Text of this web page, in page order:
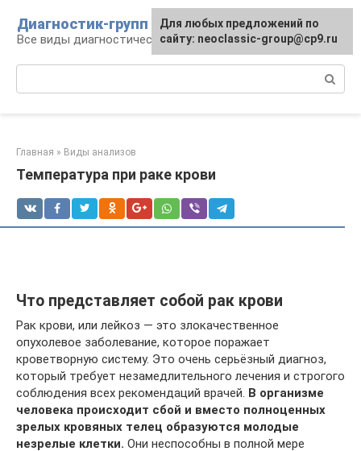
контенту
Диагностик-групп
Все виды диагностических манипуляций
Главная » Виды анализов
Температура при раке крови
Что представляет собой рак крови
Рак крови, или лейкоз — это злокачественное
опухолевое заболевание, которое поражает
кроветворную систему. Это очень серьёзный диагноз,
который требует незамедлительного лечения и строгого
соблюдения всех рекомендаций врачей. В организме
человека происходит сбой и вместо полноценных
зрелых кровяных телец образуются молодые
незрелые клетки. Они неспособны в полной мере
Для любых предложений по
сайту: neoclassic-group@cp9.ru